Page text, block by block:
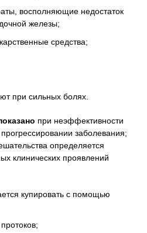
восполняющие недостаток
железы;
средства;
при сильных болях.
при неэффективности
заболевания;
определяется
клинических проявлений
купировать с помощью